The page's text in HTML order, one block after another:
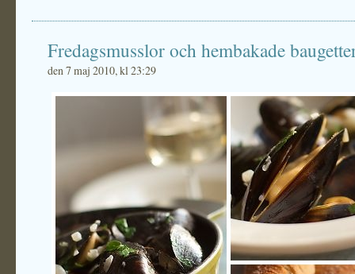
Fredagsmusslor och hembakade
den 7 maj 2010, kl 23:29